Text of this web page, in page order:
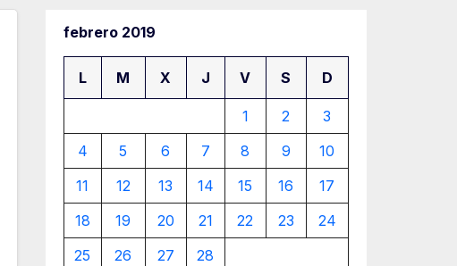
febrero 2019
L M X J V S D
1 2
3
4
5 6 7 8 9
10
11
12 13 14 15 16
17
18
19 20 21 22 23
24
25
26 27 28